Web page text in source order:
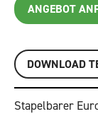
ANGEBOT
DOWNLOAD
Stapelbarer